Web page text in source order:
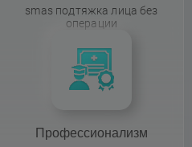
smas подтяжка лица без
операции
Профессионализм